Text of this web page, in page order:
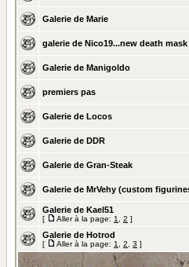
Galerie de Marie
galerie de Nico19...new death mask
Galerie de Manigoldo
premiers pas
Galerie de Locos
Galerie de DDR
Galerie de Gran-Steak
Galerie de MrVehy (custom
Galerie de Kael51
[ Aller à la page: 1 2 ]
Galerie de Hotrod
[ Aller à la page: 1 2 3 ]